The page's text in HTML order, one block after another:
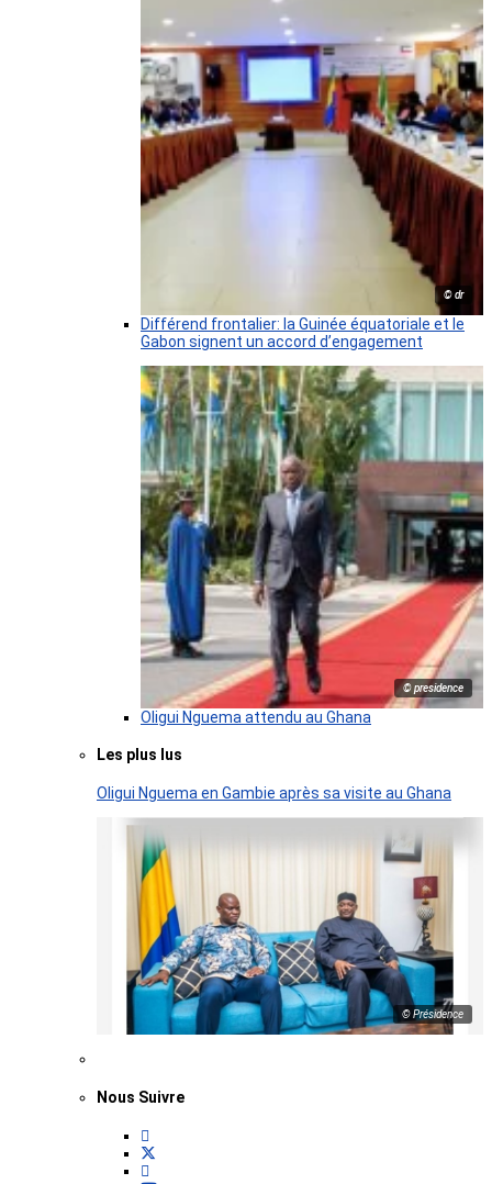
© dr
Différend frontalier: la Guinée équatoriale et le
Gabon signent un accord d’engagement
© presidence
Oligui Nguema attendu au Ghana
Les plus lus
Oligui Nguema en Gambie après sa visite au Ghana
© Présidence
Nous Suivre